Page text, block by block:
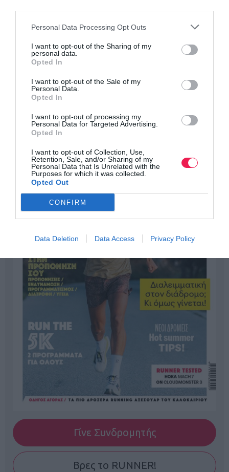
Personal Data Processing Opt Outs
I want to opt-out of the Sharing of my
personal data.
Opted In
I want to opt-out of the Sale of my
Personal Data.
Opted In
I want to opt-out of processing my
Personal Data for Targeted Advertising.
Opted In
I want to opt-out of Collection, Use,
Retention, Sale, and/or Sharing of my
Personal Data that Is Unrelated with the
Purposes for which it was collected.
Opted Out
CONFIRM
Data Deletion Data Access Privacy Policy
Γίνε Συνδρομητής
Βρες το RUNNER!